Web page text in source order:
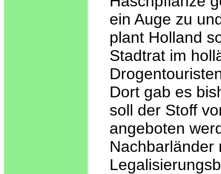
ein Auge zu
plant Holland
Stadtrat im
Dort gab es
soll der Stoff
angeboten
Nachbarländer